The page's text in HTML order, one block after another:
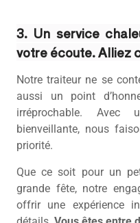
3. Un service
votre écoute. Alliez
Notre traiteur ne se
aussi un point
irréprochable. Avec
bienveillante, nous
priorité.
Que ce soit pour un
grande fête, notre
offrir une expérience